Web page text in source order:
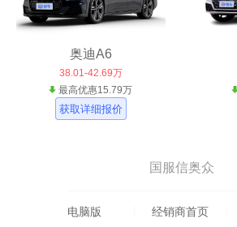
奥迪A6
38.01-42.69万
最高优惠15.79万
获取详细报价
国服信奥众
电脑版 经销商首页